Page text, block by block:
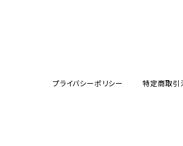
プライバシーポリシー 特定商取引